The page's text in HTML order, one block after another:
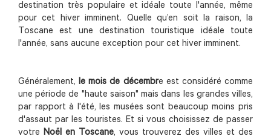
destination très populaire et idéale toute l'année, même
pour cet hiver imminent. Quelle qu’en soit la raison, la
Toscane est une destination touristique idéale toute
l'année, sans aucune exception pour cet hiver imminent.
Généralement,le mois de décembre est considéré comme
une période de "haute saison" mais dans les grandes villes,
par rapport à l'été, les musées sont beaucoup moins pris
d'assaut par les touristes. Et si vous choisissez de passer
votre Noël en Toscane, vous trouverez des villes et des